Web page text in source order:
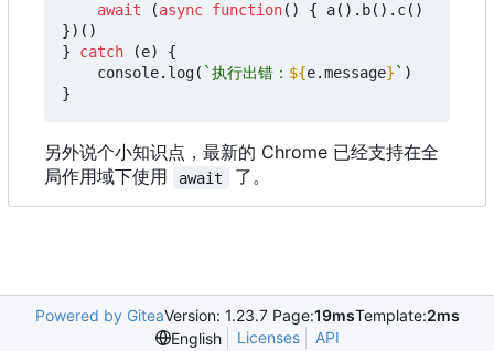
await
(async function() { a(). b(). c()
})()
}
catch (e)
{
console. log( `执行出错： ${e.message} ` )
}
另外说个小知识点，最新的 Chrome 已经支持在全
局作用域下使用
await 了。
Powered by GiteaVersion: 1.23.7 Page:19msTemplate:2ms
English
Licenses API